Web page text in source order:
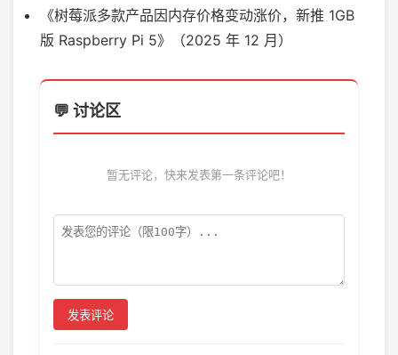
《树莓派多款产品因内存价格变动涨价，新推 1GB
版 Raspberry Pi 5》（2025 年 12 月）
💬 讨论区
暂无评论，快来发表第一条评论吧！
发表评论